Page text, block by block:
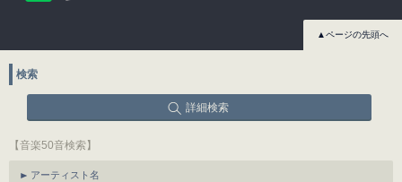
▲ページの先頭へ
検索
詳細検索
【音楽50音検索】
アーティスト名